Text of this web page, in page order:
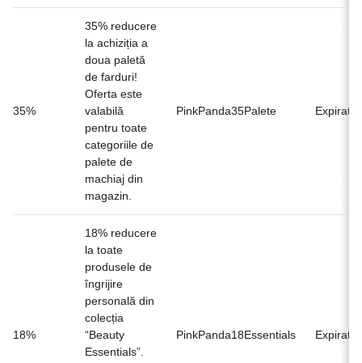
35%
35% reducere
la achiziția a
doua paletă
de farduri!
Oferta este
valabilă
pentru toate
categoriile de
palete de
machiaj din
magazin.
PinkPanda35Palete Expirat
18%
18% reducere
la toate
produsele de
îngrijire
personală din
colecția
“Beauty
Essentials”.
PinkPanda18Essentials Expirat